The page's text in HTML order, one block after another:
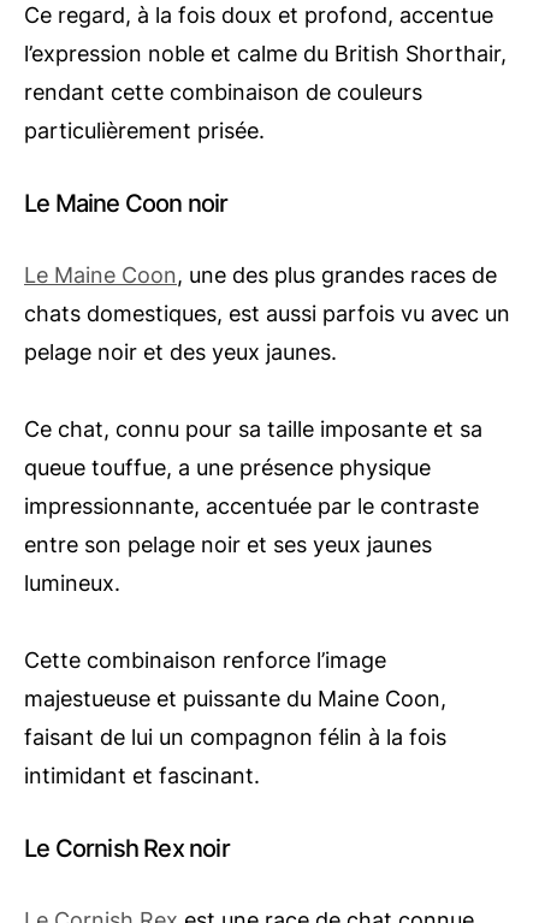
Ce regard, à la fois doux et profond, accentue
l’expression noble et calme du British Shorthair,
rendant cette combinaison de couleurs
particulièrement prisée.
Le Maine Coon noir
Le Maine Coon, une des plus grandes races de
chats domestiques, est aussi parfois vu avec un
pelage noir et des yeux jaunes.
Ce chat, connu pour sa taille imposante et sa
queue touffue, a une présence physique
impressionnante, accentuée par le contraste
entre son pelage noir et ses yeux jaunes
lumineux.
Cette combinaison renforce l’image
majestueuse et puissante du Maine Coon,
faisant de lui un compagnon félin à la fois
intimidant et fascinant.
Le Cornish Rex noir